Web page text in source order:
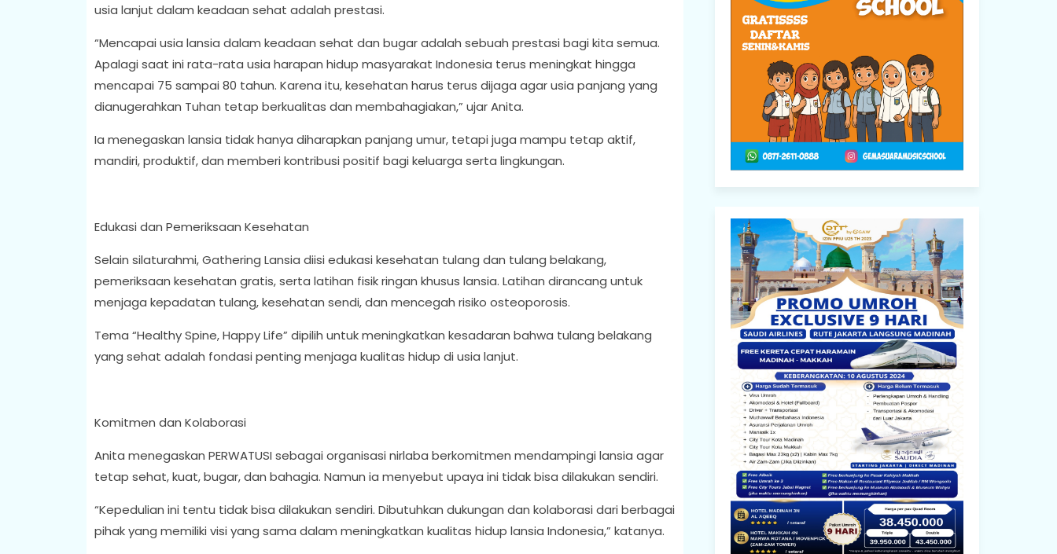
usia lanjut dalam keadaan sehat adalah prestasi.
“Mencapai usia lansia dalam keadaan sehat dan bugar adalah sebuah prestasi bagi kita semua.
Apalagi saat ini rata-rata usia harapan hidup masyarakat Indonesia terus meningkat hingga
mencapai 75 sampai 80 tahun. Karena itu, kesehatan harus terus dijaga agar usia panjang yang
dianugerahkan Tuhan tetap berkualitas dan membahagiakan,” ujar Anita.
Ia menegaskan lansia tidak hanya diharapkan panjang umur, tetapi juga mampu tetap aktif,
mandiri, produktif, dan memberi kontribusi positif bagi keluarga serta lingkungan.
Edukasi dan Pemeriksaan Kesehatan
Selain silaturahmi, Gathering Lansia diisi edukasi kesehatan tulang dan tulang belakang,
pemeriksaan kesehatan gratis, serta latihan fisik ringan khusus lansia. Latihan dirancang untuk
menjaga kepadatan tulang, kesehatan sendi, dan mencegah risiko osteoporosis.
Tema “Healthy Spine, Happy Life” dipilih untuk meningkatkan kesadaran bahwa tulang belakang
yang sehat adalah fondasi penting menjaga kualitas hidup di usia lanjut.
Komitmen dan Kolaborasi
Anita menegaskan PERWATUSI sebagai organisasi nirlaba berkomitmen mendampingi lansia agar
tetap sehat, kuat, bugar, dan bahagia. Namun ia menyebut upaya ini tidak bisa dilakukan sendiri.
“Kepedulian ini tentu tidak bisa dilakukan sendiri. Dibutuhkan dukungan dan kolaborasi dari berbagai
pihak yang memiliki visi yang sama dalam meningkatkan kualitas hidup lansia Indonesia,” katanya.